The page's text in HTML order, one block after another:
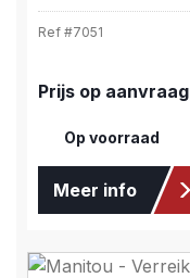
Ref #7051
Prijs op aanvraag
Op voorraad
Meer info